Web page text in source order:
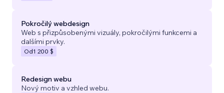
Pokročilý webdesign
Web s přizpůsobenými vizuály, pokročilými funkcemi a
dalšími prvky.
Od1 200 $
Redesign webu
Nový motiv a vzhled webu.